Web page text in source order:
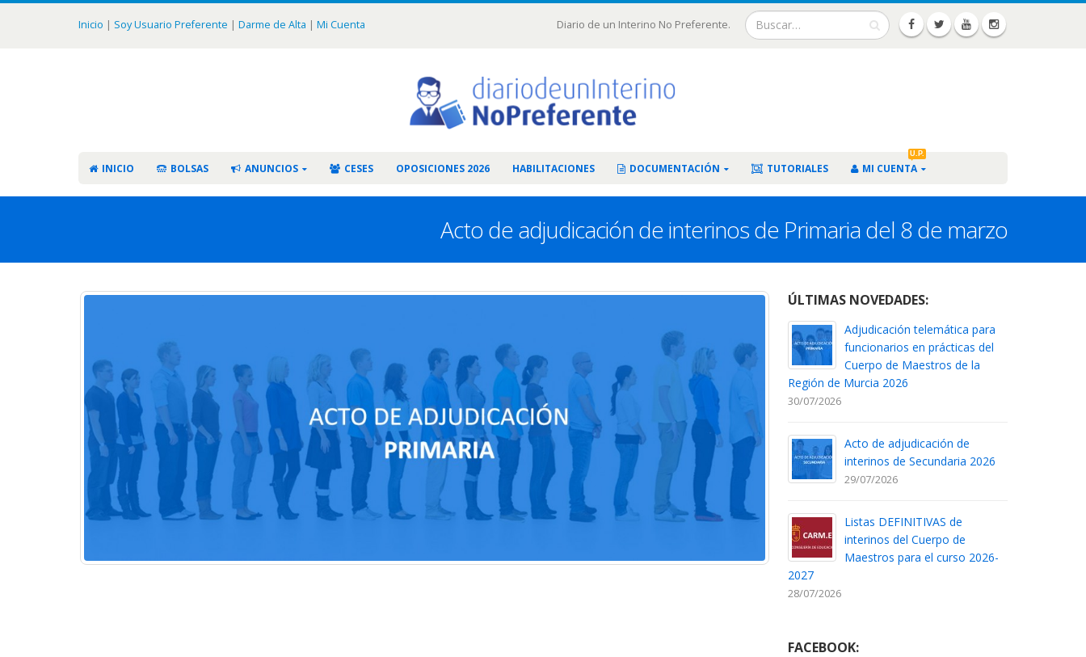
Inicio | Soy Usuario Preferente | Darme de Alta | Mi Cuenta Diario de un Interino No Preferente.
INICIO BOLSAS ANUNCIOS CESES OPOSICIONES 2026 HABILITACIONES DOCUMENTACIÓN TUTORIALES MI CUENTA
U.P.
Acto de adjudicación de interinos de Primaria del 8 de marzo
ÚLTIMAS NOVEDADES:
Adjudicación telemática para
funcionarios en prácticas del
Cuerpo de Maestros de la
Región de Murcia 2026
30/07/2026
Acto de adjudicación de
interinos de Secundaria 2026
29/07/2026
Listas DEFINITIVAS de
interinos del Cuerpo de
Maestros para el curso 2026-
2027
28/07/2026
FACEBOOK: